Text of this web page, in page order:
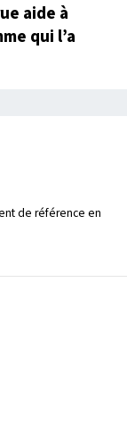
aide à
qui l’a
de référence en